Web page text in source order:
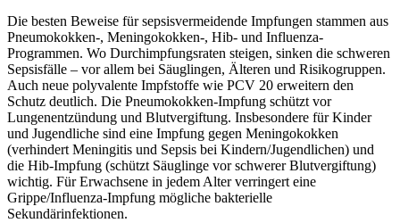
Die besten Beweise für sepsisvermeidende Impfungen stammen aus
Pneumokokken-, Meningokokken-, Hib- und Influenza-
Programmen. Wo Durchimpfungsraten steigen, sinken die schweren
Sepsisfälle – vor allem bei Säuglingen, Älteren und Risikogruppen.
Auch neue polyvalente Impfstoffe wie PCV 20 erweitern den
Schutz deutlich. Die Pneumokokken-Impfung schützt vor
Lungenentzündung und Blutvergiftung. Insbesondere für Kinder
und Jugendliche sind eine Impfung gegen Meningokokken
(verhindert Meningitis und Sepsis bei Kindern/Jugendlichen) und
die Hib-Impfung (schützt Säuglinge vor schwerer Blutvergiftung)
wichtig. Für Erwachsene in jedem Alter verringert eine
Grippe/Influenza-Impfung mögliche bakterielle
Sekundärinfektionen.